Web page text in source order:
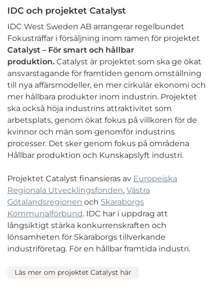
IDC och projektet Catalyst
IDC West Sweden AB arrangerar regelbundet
Fokusträffar i försäljning inom ramen för projektet
Catalyst – För smart och hållbar
produktion. Catalyst är projektet som ska ge ökat
ansvarstagande för framtiden genom omställning
till nya affärsmodeller, en mer cirkulär ekonomi och
mer hållbara produkter inom industrin. Projektet
ska också höja industrins attraktivitet som
arbetsplats, genom ökat fokus på villkoren för de
kvinnor och män som genomför industrins
processer. Det sker genom fokus på områdena
Hållbar produktion och Kunskapslyft industri.
Projektet Catalyst finansieras av Europeiska
Regionala Utvecklingsfonden, Västra
Götalandsregionen och Skaraborgs
Kommunalförbund. IDC har i uppdrag att
långsiktigt stärka konkurrenskraften och
lönsamheten för Skaraborgs tillverkande
industriföretag. För en hållbar framtida industri.
Läs mer om projektet Catalyst här